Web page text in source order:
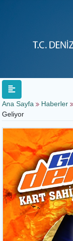
Ana Sayfa Haberler
Geliyor